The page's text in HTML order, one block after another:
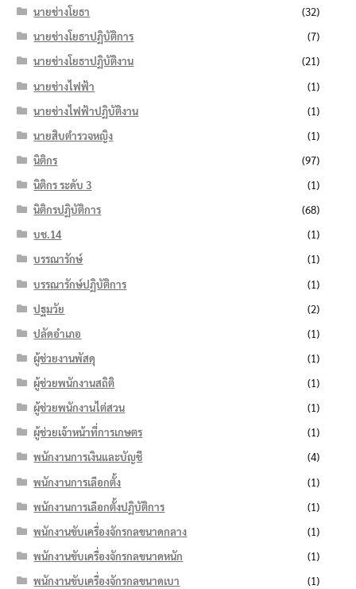
นายช่างโยธา
(32)
นายช่างโยธาปฏิบัติการ
(7)
นายช่างโยธาปฏิบัติงาน
(21)
นายช่างไฟฟ้า
(1)
นายช่างไฟฟ้าปฏิบัติงาน
(1)
นายสิบตำรวจหญิง
(1)
นิติกร
(97)
นิติกร ระดับ 3
(1)
นิติกรปฏิบัติการ
(68)
บช.14
(1)
บรรณารักษ์
(1)
บรรณารักษ์ปฏิบัติการ
(1)
ปฐมวัย
(2)
ปลัดอำเภอ
(1)
ผู้ช่วยงานพัสดุ
(1)
ผู้ช่วยพนักงานสถิติ
(1)
ผู้ช่วยพนักงานไต่สวน
(1)
ผู้ช่วยเจ้าหน้าที่การเกษตร
(1)
พนักงานการเงินและบัญชี
(4)
พนักงานการเลือกตั้ง
(1)
พนักงานการเลือกตั้งปฏิบัติการ
(1)
พนักงานขับเครื่องจักรกลขนาดกลาง
(1)
พนักงานขับเครื่องจักรกลขนาดหนัก
(1)
พนักงานขับเครื่องจักรกลขนาดเบา
(1)